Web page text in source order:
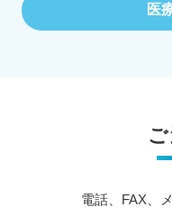
医
電話、FAX、